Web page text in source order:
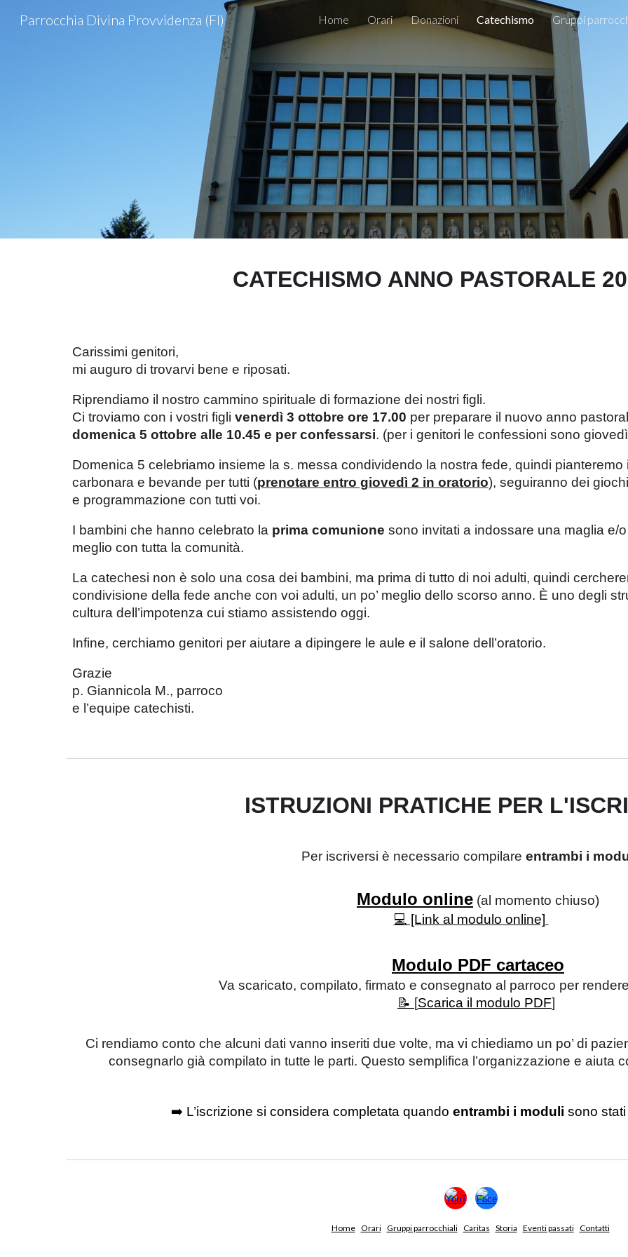
Skip to main content Skip to
Parrocchia Divina Provvidenza (FI) Home Orari Donazioni Catechismo Gruppi
CATECHISMO ANNO PASTORALE
Carissimi genitori,
mi auguro di trovarvi bene e riposati.
Riprendiamo il nostro cammino spirituale di formazione dei nostri figli.
Ci troviamo con i vostri figli venerdì 3 ottobre ore 17.00 per preparare il nuovo anno
domenica 5 ottobre alle 10.45 e per confessarsi. (per i genitori le confessioni sono
Domenica 5 celebriamo insieme la s. messa condividendo la nostra fede, quindi
carbonara e bevande per tutti (prenotare entro giovedì 2 in oratorio), seguiranno dei
e programmazione con tutti voi.
I bambini che hanno celebrato la prima comunione sono invitati a indossare una maglia e/
meglio con tutta la comunità.
La catechesi non è solo una cosa dei bambini, ma prima di tutto di noi adulti, quindi
condivisione della fede anche con voi adulti, un po’ meglio dello scorso anno. È uno degli
cultura dell’impotenza cui stiamo assistendo oggi.
Infine, cerchiamo genitori per aiutare a dipingere le aule e il salone dell’oratorio.
Grazie
p. Giannicola M., parroco
e l’equipe catechisti.
ISTRUZIONI PRATICHE PER
Per iscriversi è necessario compilare entrambi i
Modulo online (al momento chiuso)
💻 [Link al modulo online]
Modulo PDF cartaceo
Va scaricato, compilato, firmato e consegnato al parroco per
📝 [Scarica il modulo PDF]
Ci rendiamo conto che alcuni dati vanno inseriti due volte, ma vi chiediamo un po’ di
consegnarlo già compilato in tutte le parti. Questo semplifica l’organizzazione e aiuta
➡️ L’iscrizione si considera completata quando entrambi i moduli sono
Home Orari Gruppi parrocchiali Caritas Storia Eventi passati Contatti